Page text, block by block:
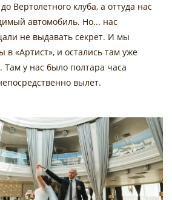
Вертолетного клуба, а оттуда нас
автомобиль. Но... нас
не выдавать секрет. И мы
в «Артист», и остались там уже
Там у нас было полтара часа
вылет.